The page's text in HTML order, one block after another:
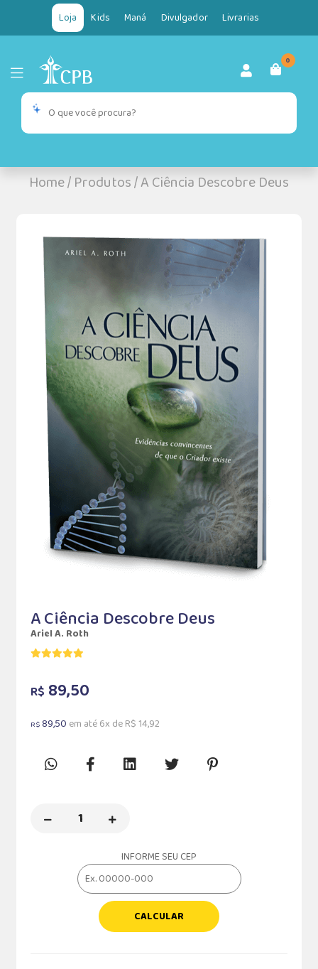
Loja Kids Maná Divulgador Livrarias
0
Home/Produtos/A Ciência Descobre Deus
A Ciência Descobre Deus
Ariel A. Roth
R$ 89,50
R$89,50 em até 6x de R$ 14,92
INFORME SEU CEP
CALCULAR